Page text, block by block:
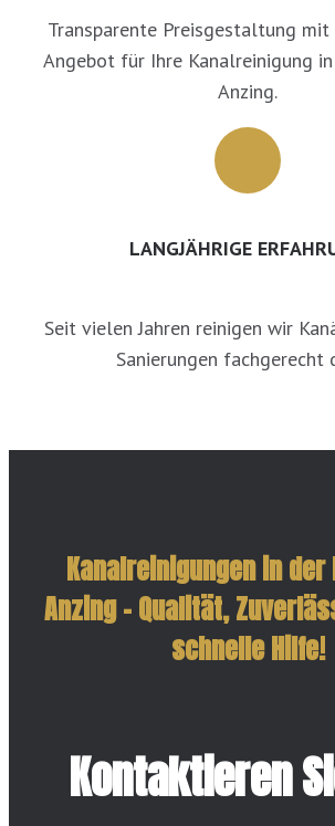
Transparente Preisgestaltung
Angebot für Ihre Kanalreinigung
Anzing.
LANGJÄHRIGE
Seit vielen Jahren reinigen wir
Sanierungen fachgerecht
Kanalreinigungen in der
Anzing – Qualität,
schnelle Hilfe!
Kontaktieren